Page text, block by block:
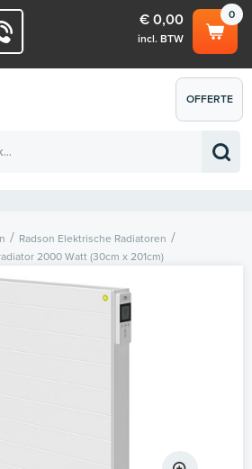
0
€ 0,00
incl. BTW
(incl. BTW) € 0,00
OFFERTE
AANVRAGEN
Radson Elektrische Radiatoren
2000 Watt (30cm x 201cm)